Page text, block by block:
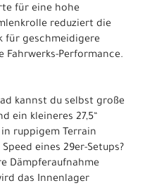
für eine hohe
reduziert die
für geschmeidigere
Fahrwerks-Performance.
kannst du selbst große
ein kleineres 27,5“
ruppigem Terrain
eines 29er-Setups?
Dämpferaufnahme
das Innenlager